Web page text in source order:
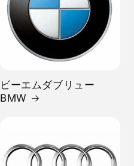
ビーエムダブリュー
BMW